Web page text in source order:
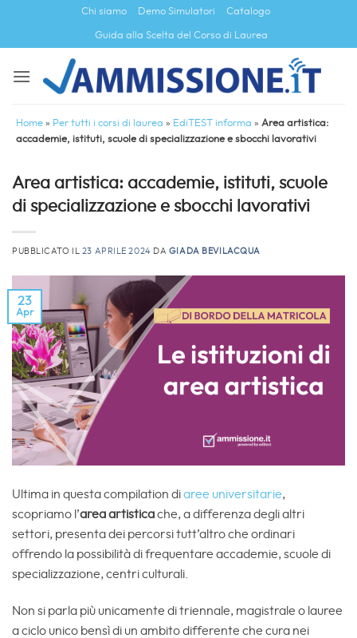
contenuti
Chi siamo Demo Simulatori Catalogo
Guida alla Scelta del Corso di Laurea
Home » Per tutti i corsi di laurea » EdiTEST informa » Area artistica:
accademie, istituti, scuole di specializzazione e sbocchi lavorativi
Area artistica: accademie, istituti, scuole
di specializzazione e sbocchi lavorativi
PUBBLICATO IL 23 APRILE 2024 DA GIADA BEVILACQUA
23
Apr
Ultima in questa compilation diaree universitarie,
scopriamo l’area artisticache, a differenza degli altri
settori, presenta dei percorsi tutt’altro che ordinari
offrendo la possibilità di frequentare accademie, scuole di
specializzazione, centri culturali.
Non si parla più unicamente di triennale, magistrale o lauree
a ciclo unico bensì di un ambito differente che cura nei